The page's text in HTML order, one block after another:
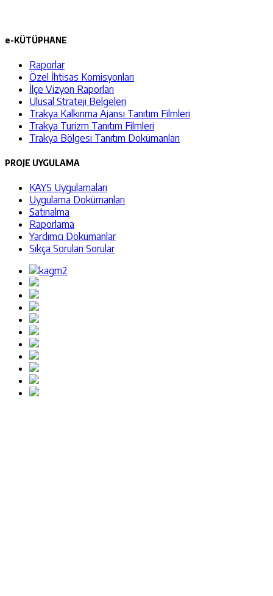
e-KÜTÜPHANE
Raporlar
Özel İhtisas Komisyonları
İlçe Vizyon Raporları
Ulusal Strateji Belgeleri
Trakya Kalkınma Ajansı Tanıtım Filmleri
Trakya Turizm Tanıtım Filmleri
Trakya Bölgesi Tanıtım Dokümanları
PROJE UYGULAMA
KAYS Uygulamaları
Uygulama Dokümanları
Satınalma
Raporlama
Yardımcı Dökümanlar
Sıkça Sorulan Sorular